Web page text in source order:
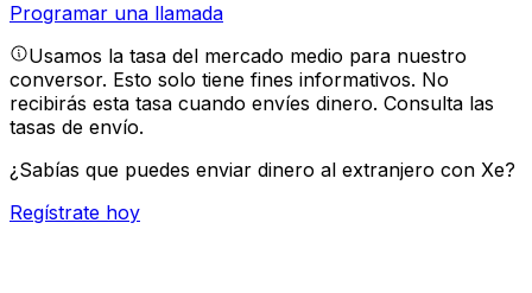
Programar una llamada
Usamos la tasa del mercado medio para nuestro
conversor. Esto solo tiene fines informativos. No
recibirás esta tasa cuando envíes dinero. Consulta las
tasas de envío.
¿Sabías que puedes enviar dinero al extranjero con Xe?
Regístrate hoy